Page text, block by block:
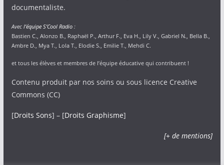
documentaliste.
Avec l’équipe S’Cool Radio:
Bastien C., Alonzo B., Raphaël P., Arthur F., Eva H., Lily V., Gabriel N., Bella B.,
Ambre D., Mya T., Lola T., Elodie S., Emilie T., Mehdi C.
et tous les élèves et membres de l’équipe éducative qui contribuent !
Contenu produit par nos soins ou sous licence Creative
Commons (CC)
[Droits Sons] – [Droits Graphisme]
[+ de mentions]